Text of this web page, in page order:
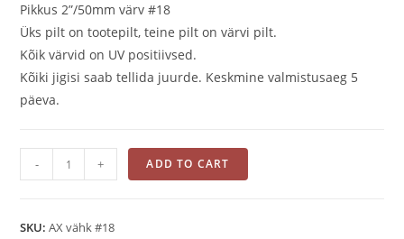
Pikkus 2”/50mm värv #18
Üks pilt on tootepilt, teine pilt on värvi pilt.
Kõik värvid on UV positiivsed.
Kõiki jigisi saab tellida juurde. Keskmine valmistusaeg 5
päeva.
Vähiimitatsioon
10tk
- + ADD TO CART
SKU:AX vähk #18